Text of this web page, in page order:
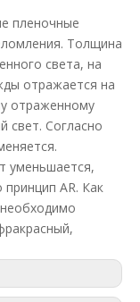
пленочные
Толщина
света, на
отражается на
отраженному
свет. Согласно
уменьшается,
AR. Как